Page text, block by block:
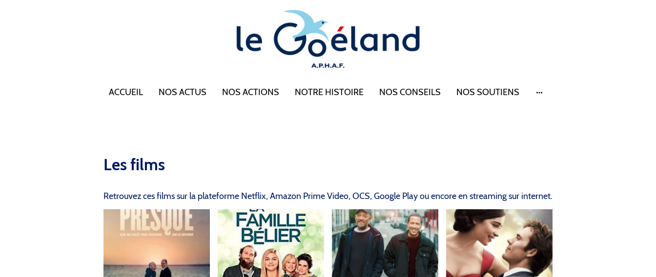
ACCUEIL NOS ACTUS NOS ACTIONS NOTRE HISTOIRE NOS CONSEILS NOS SOUTIENS
Les films
Retrouvez ces films sur la plateforme Netflix, Amazon Prime Video, OCS, Google Play ou encore en streaming sur internet.